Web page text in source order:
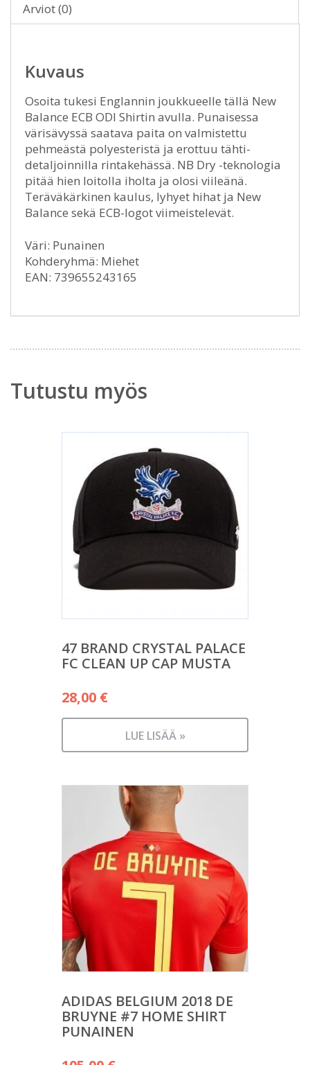
Arviot (0)
Kuvaus
Osoita tukesi Englannin joukkueelle tällä New
Balance ECB ODI Shirtin avulla. Punaisessa
värisävyssä saatava paita on valmistettu
pehmeästä polyesteristä ja erottuu tähti-
detaljoinnilla rintakehässä. NB Dry -teknologia
pitää hien loitolla iholta ja olosi viileänä.
Teräväkärkinen kaulus, lyhyet hihat ja New
Balance sekä ECB-logot viimeistelevät.
Väri: Punainen
Kohderyhmä: Miehet
EAN: 739655243165
Tutustu myös
47 BRAND CRYSTAL PALACE
FC CLEAN UP CAP MUSTA
28,00 €
LUE LISÄÄ »
ADIDAS BELGIUM 2018 DE
BRUYNE #7 HOME SHIRT
PUNAINEN